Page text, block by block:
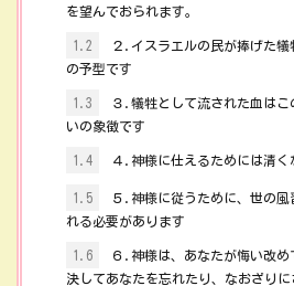
を望んでおられます。
1.2
２.イスラエルの民が捧げた犠
の予型です
1.3
３.犠牲として流された血はこ
いの象徴です
1.4 ４.神様に仕えるためには清く
1.5
５.神様に従うために、世の風
れる必要があります
1.6
６.神様は、あなたが悔い改め
決してあなたを忘れたり、なおざり